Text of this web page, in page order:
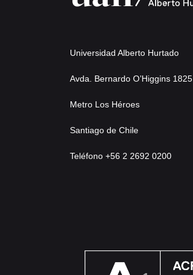
Universidad Alberto Hurtado
Avda. Bernardo O’Higgins 1825
Metro Los Héroes
Santiago de Chile
Teléfono +56 2 2692 0200